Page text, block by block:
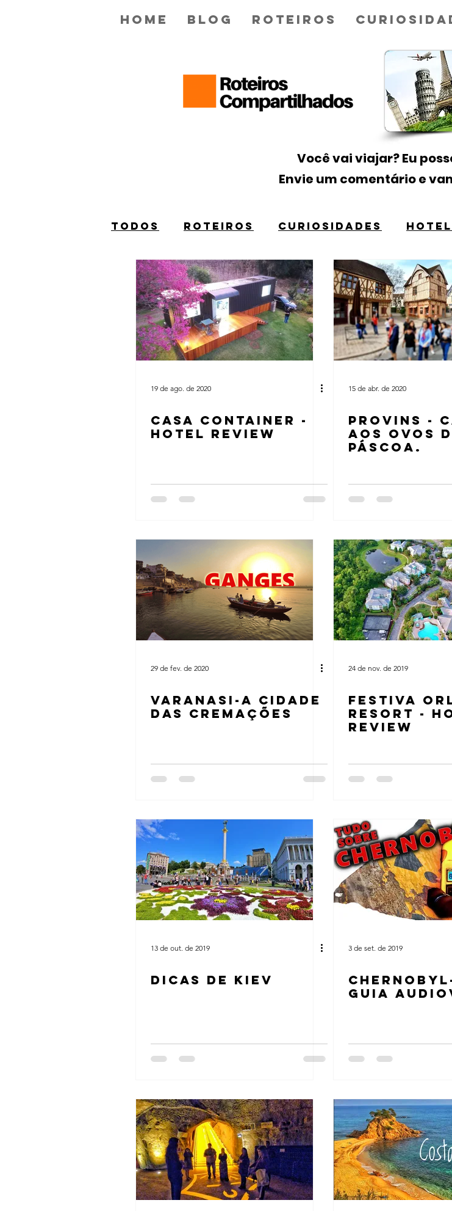
Home Blog Roteiros
Você vai viajar? Eu
Envie um comentário e
Título
Todos ROTEIROS CURIOSIDADES
19 de ago. de 2020
CASA CONTAINER -
HOTEL REVIEW
15 de abr. de 2020
PROVINS -
AOS OVOS
PÁSCOA.
29 de fev. de 2020
VARANASI-A CIDADE
DAS CREMAÇÕES
24 de nov. de 2019
FESTIVA
RESORT -
REVIEW
13 de out. de 2019
DICAS DE KIEV
3 de set. de 2019
GUIA